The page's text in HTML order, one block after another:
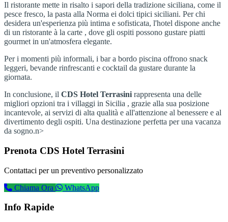
Il ristorante mette in risalto i sapori della tradizione siciliana, come il
pesce fresco, la pasta alla Norma ei dolci tipici siciliani. Per chi
desidera un'esperienza più intima e sofisticata, l'hotel dispone anche
di un ristorante à la carte , dove gli ospiti possono gustare piatti
gourmet in un'atmosfera elegante.
Per i momenti più informali, i bar a bordo piscina offrono snack
leggeri, bevande rinfrescanti e cocktail da gustare durante la
giornata.
In conclusione, il CDS Hotel Terrasini rappresenta una delle
migliori opzioni tra i villaggi in Sicilia , grazie alla sua posizione
incantevole, ai servizi di alta qualità e all'attenzione al benessere e al
divertimento degli ospiti. Una destinazione perfetta per una vacanza
da sogno.n>
Prenota CDS Hotel Terrasini
Contattaci per un preventivo personalizzato
Chiama Ora
WhatsApp
Info Rapide